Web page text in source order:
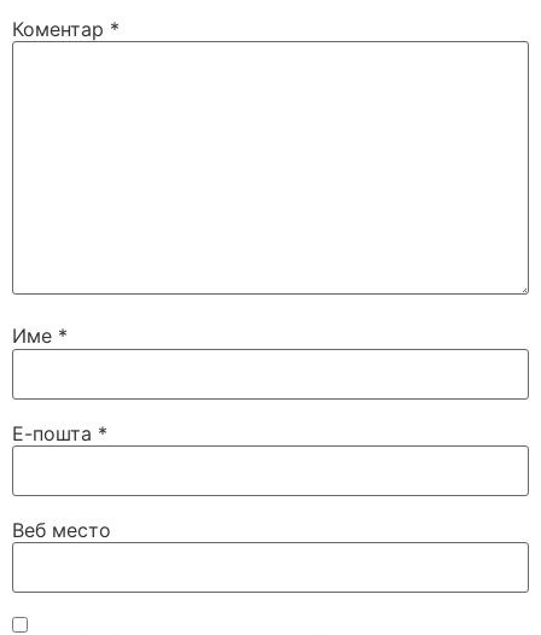
Коментар *
Име *
Е-пошта *
Веб место